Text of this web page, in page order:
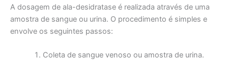
A dosagem de ala-desidratase é realizada através de uma
amostra de sangue ou urina. O procedimento é simples e
envolve os seguintes passos:
Coleta de sangue venoso ou amostra de urina.